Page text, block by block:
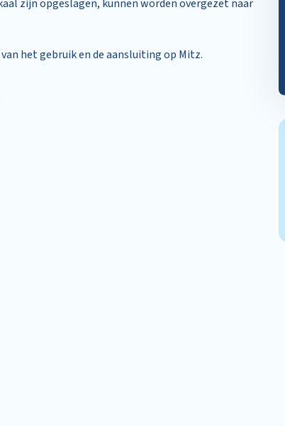
zijn opgeslagen, kunnen worden overgezet naar
het gebruik en de aansluiting op Mitz.